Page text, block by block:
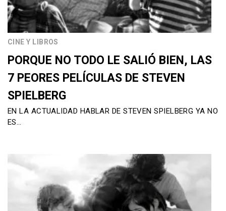
CINE Y LIBROS
PORQUE NO TODO LE SALIÓ BIEN, LAS
7 PEORES PELÍCULAS DE STEVEN
SPIELBERG
EN LA ACTUALIDAD HABLAR DE STEVEN SPIELBERG YA NO
ES…